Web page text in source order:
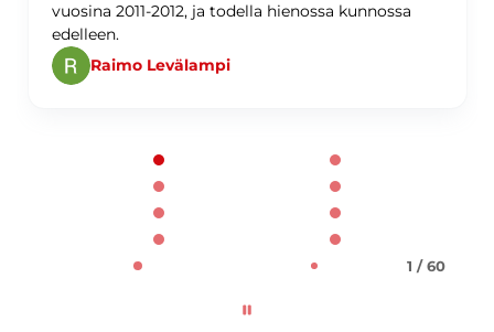
vuosina 2011-2012, ja todella hienossa kunnossa
edelleen.
Raimo Levälampi
1 / 60